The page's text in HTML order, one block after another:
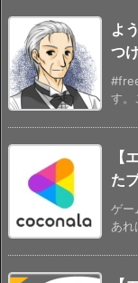
よ
つ
す。
【
た
ゲー
あれ